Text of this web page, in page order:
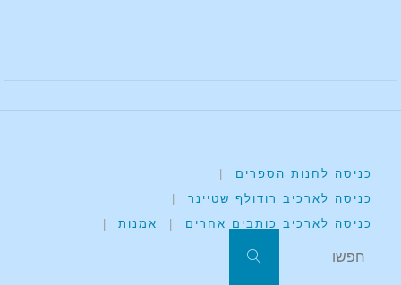
כניסה לחנות הספרים
כניסה לארכיב רודולף שטיינר
כניסה לארכיב כותבים אחרים
אמנות